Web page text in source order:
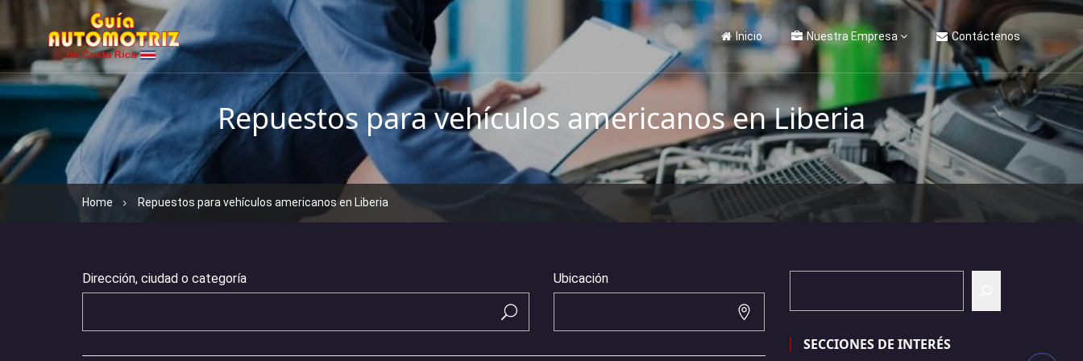
Inicio Nuestra Empresa Contáctenos
Repuestos para vehículos americanos en Liberia
Home Repuestos para vehículos americanos en Liberia
Dirección, ciudad o categoría Ubicación
SECCIONES DE INTERÉS